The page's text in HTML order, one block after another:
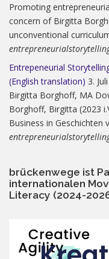
Promoting
concern of Birgitta
unconventional
Entrepeneurial
(English translation) 3.
Birgitta Borghoff, MA
Borghoff, Birgitta (2023
Business in
brückenwege ist
internationalen
Literacy (2024-